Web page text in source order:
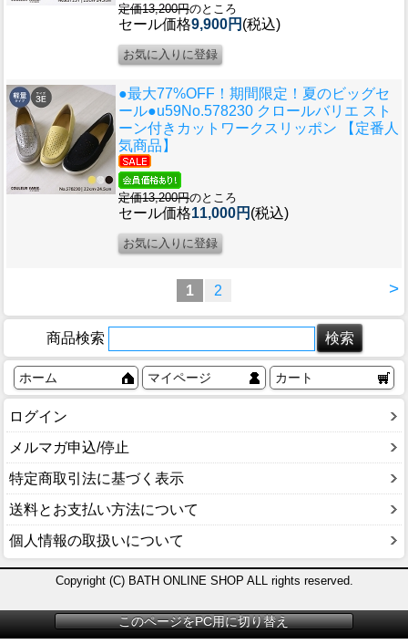
定価13,200円のところ
セール価格9,900円 (税込)
●最大77%OFF！期間限定！夏のビッグセ
ール●u59No.578230 クロールバリエ スト
ーン付きカットワークスリッポン 【定番人
気商品】
定価13,200円のところ
セール価格11,000円 (税込)
>
1 2
商品検索
ホーム マイページ カート
ログイン
メルマガ申込/停止
特定商取引法に基づく表示
送料とお支払い方法について
個人情報の取扱いについて
Copyright (C) BATH ONLINE SHOP ALL rights reserved.
このページをPC用に切り替え